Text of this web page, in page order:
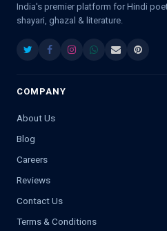
India's premier platform for Hindi
shayari, ghazal & literature.
COMPANY
About Us
Blog
Careers
Reviews
Contact Us
Terms & Conditions